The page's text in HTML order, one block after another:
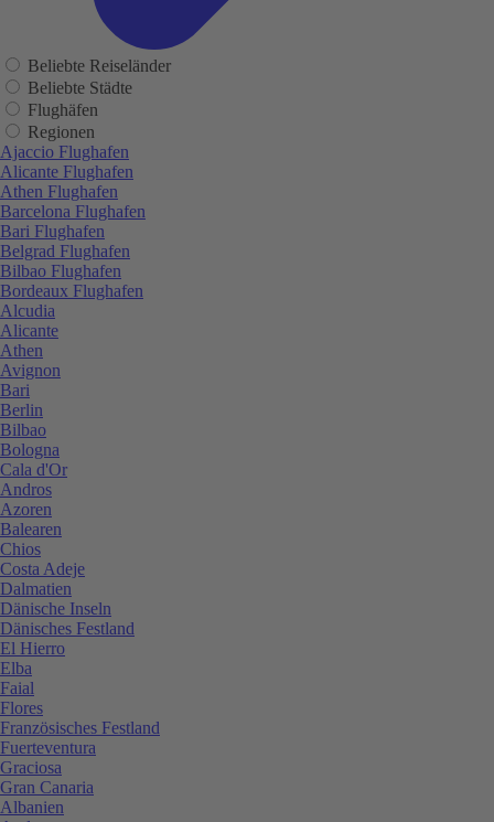
Beliebte Reiseländer
Beliebte Städte
Flughäfen
Regionen
Ajaccio Flughafen
Alicante Flughafen
Athen Flughafen
Barcelona Flughafen
Bari Flughafen
Belgrad Flughafen
Bilbao Flughafen
Bordeaux Flughafen
Alcudia
Alicante
Athen
Avignon
Bari
Berlin
Bilbao
Bologna
Cala d'Or
Andros
Azoren
Balearen
Chios
Costa Adeje
Dalmatien
Dänische Inseln
Dänisches Festland
El Hierro
Elba
Faial
Flores
Französisches Festland
Fuerteventura
Graciosa
Gran Canaria
Albanien